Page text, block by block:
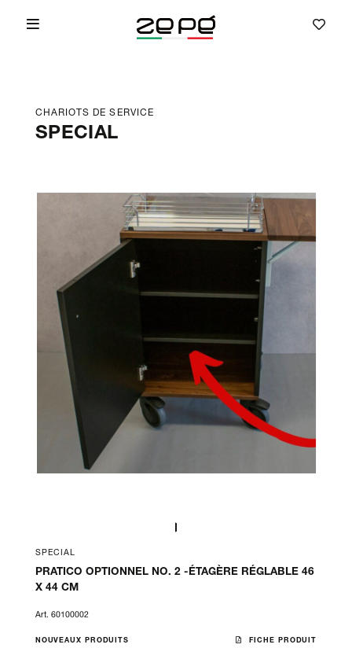
CHARIOTS DE SERVICE
SPECIAL
SPECIAL
PRATICO OPTIONNEL NO. 2 -ÉTAGÈRE RÉGLABLE 46
X 44 CM
Art. 60100002
NOUVEAUX PRODUITS FICHE PRODUIT